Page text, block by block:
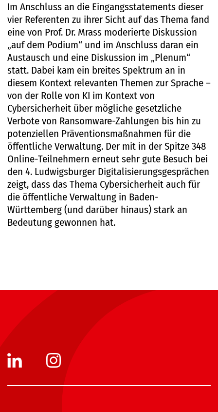
Im Anschluss an die Eingangsstatements dieser
vier Referenten zu ihrer Sicht auf das Thema fand
eine von Prof. Dr. Mrass moderierte Diskussion
„auf dem Podium“ und im Anschluss daran ein
Austausch und eine Diskussion im „Plenum“
statt. Dabei kam ein breites Spektrum an in
diesem Kontext relevanten Themen zur Sprache –
von der Rolle von KI im Kontext von
Cybersicherheit über mögliche gesetzliche
Verbote von Ransomware-Zahlungen bis hin zu
potenziellen Präventionsmaßnahmen für die
öffentliche Verwaltung. Der mit in der Spitze 348
Online-Teilnehmern erneut sehr gute Besuch bei
den 4. Ludwigsburger Digitalisierungsgesprächen
zeigt, dass das Thema Cybersicherheit auch für
die öffentliche Verwaltung in Baden-
Württemberg (und darüber hinaus) stark an
Bedeutung gewonnen hat.